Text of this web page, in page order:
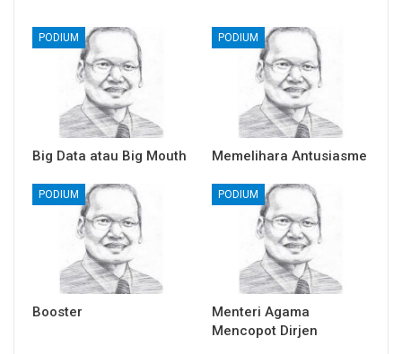
PODIUM
Big Data atau Big Mouth
PODIUM
Memelihara Antusiasme
PODIUM
Booster
PODIUM
Menteri Agama
Mencopot Dirjen